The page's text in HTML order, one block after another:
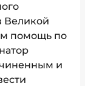
Великой
помощь по
и